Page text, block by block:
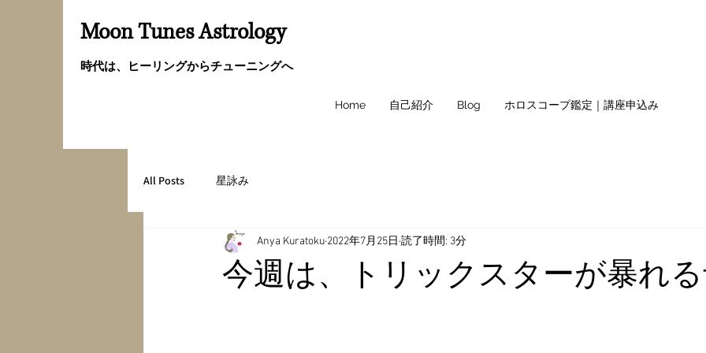
Moon Tunes Astrology
時代は、ヒーリングからチューニングへ
Home 自己紹介 Blog ホロスコープ鑑定｜講座申込み
All Posts 星詠み
今週は、トリックスターが暴れ
Anya Kuratoku 2022年7月25日 読了時間: 3分